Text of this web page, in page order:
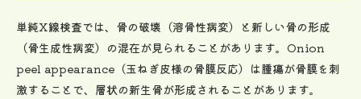
単純X線検査では、骨の破壊（溶骨性病変）と新しい骨の形成
（骨生成性病変）の混在が見られることがあります。Onion
peel appearance（玉ねぎ皮様の骨膜反応）は腫瘍が骨膜を刺
激することで、層状の新生骨が形成されることがあります。